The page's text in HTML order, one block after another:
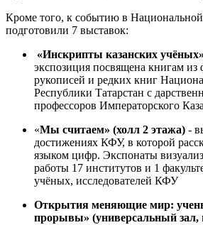
Кроме того, к событию в
подготовили 7 выставок:
«Инскрипты казанских
экспозиция посвящена книгам из
рукописей и редких книг
Республики Татарстан с
профессоров Императорского
«Мы считаем» (холл 2 этажа) -
достижениях КФУ, в которой
языком цифр. Экспонаты
работы 17 институтов и 1
учёных, исследователей КФУ
Открытия меняющие мир:
прорывы» (универсальный зал,